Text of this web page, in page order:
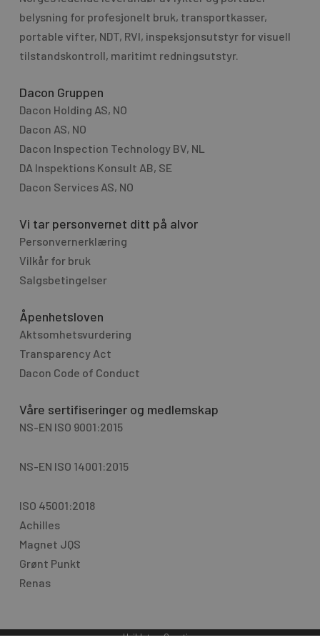
g
e
i
v
:
belysning for profesjo­nelt bruk, transport­kasser,
portable vifter, NDT, RVI, inspeksjonsutstyr for visuell
tilstandskontroll, maritimt redningsutstyr.
Dacon Gruppen
Dacon Holding AS, NO
Dacon AS, NO
Dacon Inspection Technology BV, NL
DA Inspektions Konsult AB, SE
Dacon Services AS, NO
Vi tar personvernet ditt på alvor
Personvernerklæring
Vilkår for bruk
Salgsbetingelser
Åpenhetsloven
Aktsomhetsvurdering
Transparency Act
Dacon Code of Conduct
Våre sertifiseringer og medlemskap
NS-EN ISO 9001:2015
NS-EN ISO 14001:2015
ISO 45001:2018
Achilles
Magnet JQS
Grønt Punkt
Renas
Uviklet avCreative